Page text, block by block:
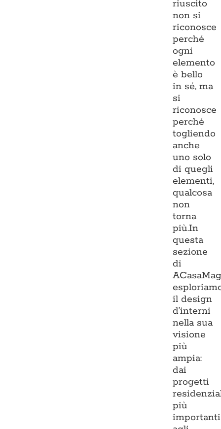
riuscito
non si
riconosce
perché
ogni
elemento
è bello
in sé, ma
si
riconosce
perché
togliendo
anche
uno solo
di quegli
elementi,
qualcosa
non
torna
più.In
questa
sezione
di
il design
d’interni
nella sua
visione
più
ampia:
dai
progetti
più
importanti